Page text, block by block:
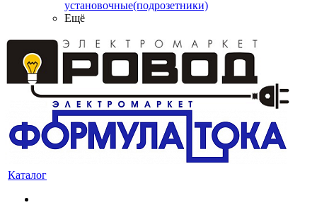
установочные(подрозетники)
Ещё
Каталог